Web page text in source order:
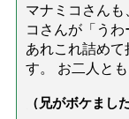
マナミコさんも
コさんが「うわ
あれこれ詰めて
す。 お二人と
（兄がボケまし